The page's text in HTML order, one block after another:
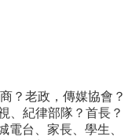
？老政，傳媒協會？
、紀律部隊？首長？
電台、家長、學生、